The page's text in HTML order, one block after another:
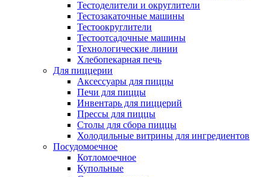
Тестоделители и округлители
Тестозакаточные машины
Тестоокруглители
Тестоотсадочные машины
Технологические линии
Хлебопекарная печь
Для пиццерии
Аксессуары для пиццы
Печи для пиццы
Инвентарь для пиццерий
Прессы для пиццы
Столы для сбора пиццы
Холодильные витрины для ингредиентов
Посудомоечное
Котломоечное
Купольные